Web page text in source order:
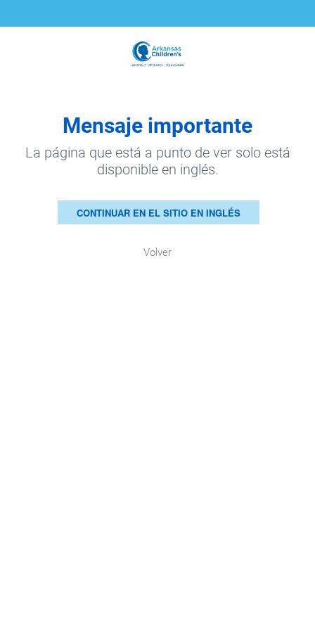
Mensaje importante
La página que está a punto de ver solo está
disponible en inglés.
CONTINUAR EN EL SITIO EN INGLÉS
Volver